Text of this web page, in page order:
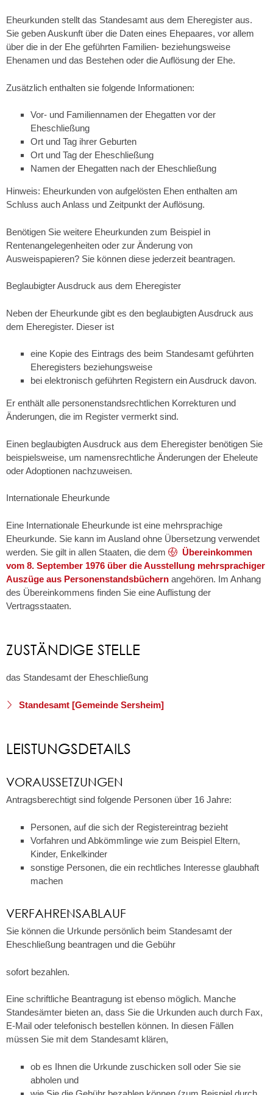
Eheurkunden stellt das Standesamt aus dem Eheregister aus.
Sie geben Auskunft über die Daten eines Ehepaares, vor allem
über die in der Ehe geführten Familien- beziehungsweise
Ehenamen und das Bestehen oder die Auflösung der Ehe.
Zusätzlich enthalten sie folgende Informationen:
Vor- und Familiennamen der Ehegatten vor der
Eheschließung
Ort und Tag ihrer Geburten
Ort und Tag der Eheschließung
Namen der Ehegatten nach der Eheschließung
Hinweis: Eheurkunden von aufgelösten Ehen enthalten am
Schluss auch Anlass und Zeitpunkt der Auflösung.
Benötigen Sie weitere Eheurkunden zum Beispiel in
Rentenangelegenheiten oder zur Änderung von
Ausweispapieren? Sie können diese jederzeit beantragen.
Beglaubigter Ausdruck aus dem Eheregister
Neben der Eheurkunde gibt es den beglaubigten Ausdruck aus
dem Eheregister. Dieser ist
eine Kopie des Eintrags des beim Standesamt geführten
Eheregisters beziehungsweise
bei elektronisch geführten Registern ein Ausdruck davon.
Er enthält alle personenstandsrechtlichen Korrekturen und
Änderungen, die im Register vermerkt sind.
Einen beglaubigten Ausdruck aus dem Eheregister benötigen Sie
beispielsweise, um namensrechtliche Änderungen der Eheleute
oder Adoptionen nachzuweisen.
Internationale Eheurkunde
Eine Internationale Eheurkunde ist eine mehrsprachige
Eheurkunde. Sie kann im Ausland ohne Übersetzung verwendet
werden. Sie gilt in allen Staaten, die dem
Übereinkommen
vom 8. September 1976 über die Ausstellung mehrsprachiger
Auszüge aus Personenstandsbüchern angehören. Im Anhang
des Übereinkommens finden Sie eine Auflistung der
Vertragsstaaten.
ZUSTÄNDIGE STELLE
das Standesamt der Eheschließung
Standesamt [Gemeinde Sersheim]
LEISTUNGSDETAILS
VORAUSSETZUNGEN
Antragsberechtigt sind folgende Personen über 16 Jahre:
Personen, auf die sich der Registereintrag bezieht
Vorfahren und Abkömmlinge wie zum Beispiel Eltern,
Kinder, Enkelkinder
sonstige Personen, die ein rechtliches Interesse glaubhaft
machen
VERFAHRENSABLAUF
Sie können die Urkunde persönlich beim Standesamt der
Eheschließung beantragen und die Gebühr
sofort bezahlen.
Eine schriftliche Beantragung ist ebenso möglich. Manche
Standesämter bieten an, dass Sie die Urkunden auch durch Fax,
E-Mail oder telefonisch bestellen können. In diesen Fällen
müssen Sie mit dem Standesamt klären,
ob es Ihnen die Urkunde zuschicken soll oder Sie sie
abholen und